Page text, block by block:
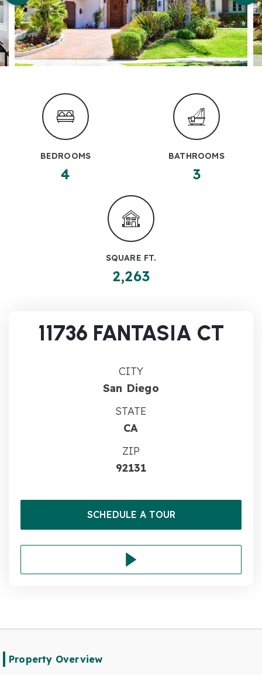
BEDROOMS
4
BATHROOMS
3
SQUARE FT.
2,263
11736 FANTASIA CT
CITY
San Diego
STATE
CA
ZIP
92131
SCHEDULE A TOUR
Property Overview